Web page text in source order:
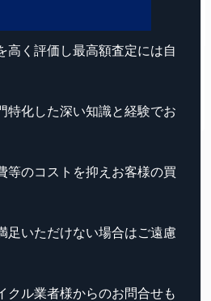
く評価し最高額査定には自
化した深い知識と経験でお
のコストを抑えお客様の買
いただけない場合はご遠慮
ル業者様からのお問合せも